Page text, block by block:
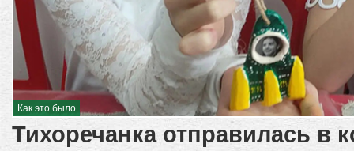
Как это было
Тихоречанка отправилась в